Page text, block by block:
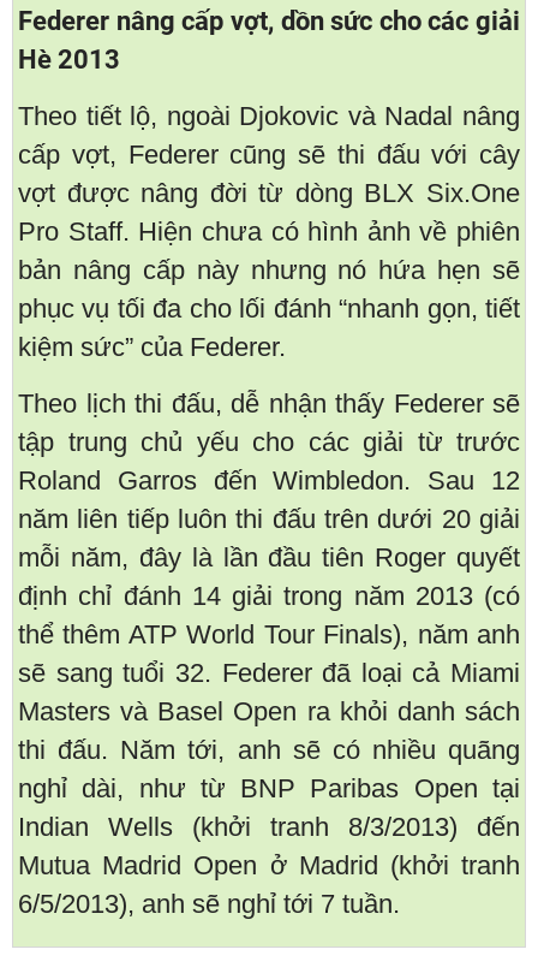
Federer nâng cấp vợt, dồn sức cho các giải
Hè 2013
Theo tiết lộ, ngoài Djokovic và Nadal nâng
cấp vợt, Federer cũng sẽ thi đấu với cây
vợt được nâng đời từ dòng BLX Six.One
Pro Staff. Hiện chưa có hình ảnh về phiên
bản nâng cấp này nhưng nó hứa hẹn sẽ
phục vụ tối đa cho lối đánh “nhanh gọn, tiết
kiệm sức” của Federer.
Theo lịch thi đấu, dễ nhận thấy Federer sẽ
tập trung chủ yếu cho các giải từ trước
Roland Garros đến Wimbledon. Sau 12
năm liên tiếp luôn thi đấu trên dưới 20 giải
mỗi năm, đây là lần đầu tiên Roger quyết
định chỉ đánh 14 giải trong năm 2013 (có
thể thêm ATP World Tour Finals), năm anh
sẽ sang tuổi 32. Federer đã loại cả Miami
Masters và Basel Open ra khỏi danh sách
thi đấu. Năm tới, anh sẽ có nhiều quãng
nghỉ dài, như từ BNP Paribas Open tại
Indian Wells (khởi tranh 8/3/2013) đến
Mutua Madrid Open ở Madrid (khởi tranh
6/5/2013), anh sẽ nghỉ tới 7 tuần.